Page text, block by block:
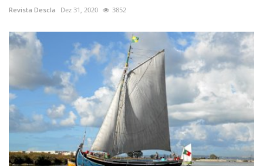
Revista Descla Dez 31, 2020 3852